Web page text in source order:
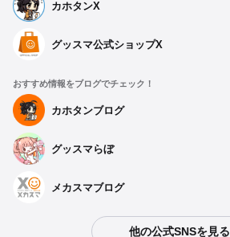
カホタンX
グッスマ公式ショップX
おすすめ情報をブログでチェック！
カホタンブログ
グッスマらぼ
メカスマブログ
他の公式SNSを見る